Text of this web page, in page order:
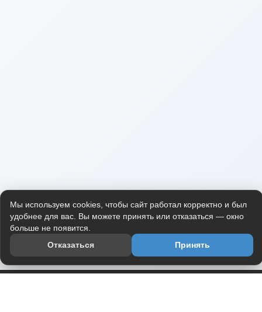
Мы используем cookies, чтобы сайт работал корректно и был
удобнее для вас. Вы можете принять или отказаться — окно
больше не появится.
Отказаться
Принять